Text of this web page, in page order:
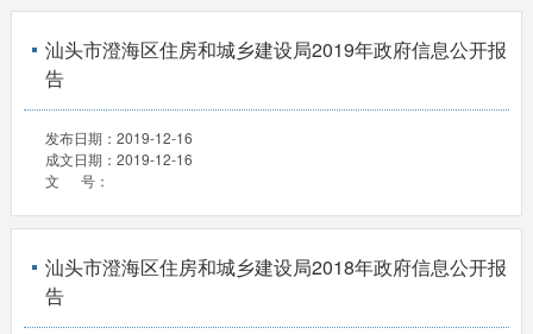
汕头市澄海区住房和城乡建设局2019年政府信息公开报
告
发布日期： 2019-12-16
成文日期： 2019-12-16
文 号：
汕头市澄海区住房和城乡建设局2018年政府信息公开报
告